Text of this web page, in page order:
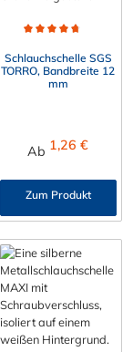
Schlauchschelle SGS
TORRO, Bandbreite 12
mm
Regulärer Preis:
Ab 1,26 €
Zum Produkt